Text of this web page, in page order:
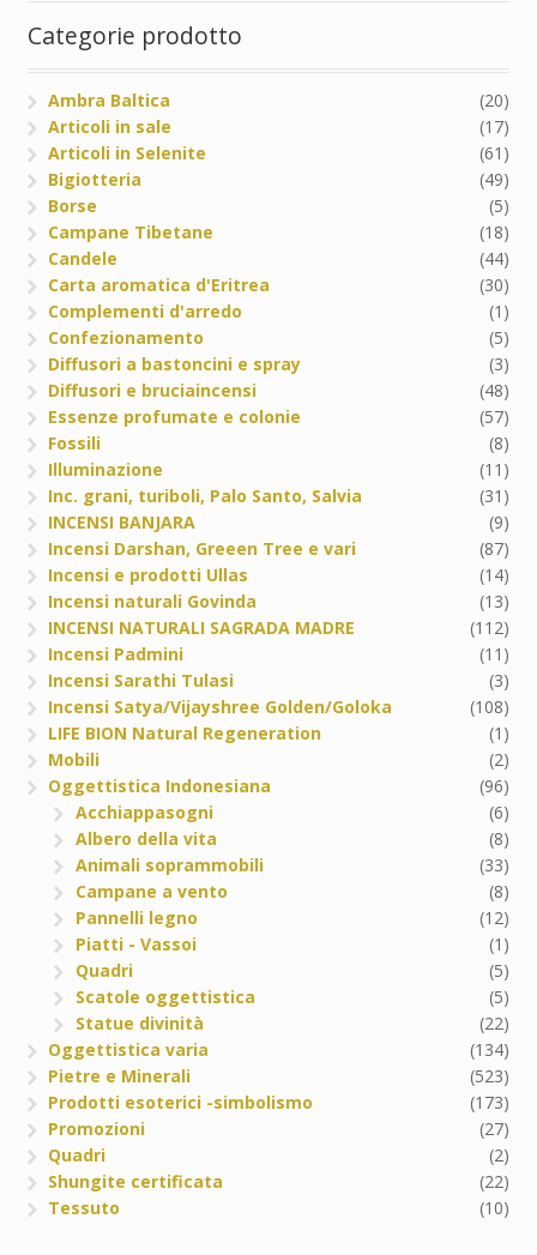
Categorie prodotto
Ambra Baltica
(20)
Articoli in sale
(17)
Articoli in Selenite
(61)
Bigiotteria
(49)
Borse
(5)
Campane Tibetane
(18)
Candele
(44)
Carta aromatica d'Eritrea
(30)
Complementi d'arredo
(1)
Confezionamento
(5)
Diffusori a bastoncini e spray
(3)
Diffusori e bruciaincensi
(48)
Essenze profumate e colonie
(57)
Fossili
(8)
Illuminazione
(11)
Inc. grani, turiboli, Palo Santo, Salvia
(31)
INCENSI BANJARA
(9)
Incensi Darshan, Greeen Tree e vari
(87)
Incensi e prodotti Ullas
(14)
Incensi naturali Govinda
(13)
INCENSI NATURALI SAGRADA MADRE
(112)
Incensi Padmini
(11)
Incensi Sarathi Tulasi
(3)
Incensi Satya/Vijayshree Golden/Goloka
(108)
LIFE BION Natural Regeneration
(1)
Mobili
(2)
Oggettistica Indonesiana
(96)
Acchiappasogni
(6)
Albero della vita
(8)
Animali soprammobili
(33)
Campane a vento
(8)
Pannelli legno
(12)
Piatti - Vassoi
(1)
Quadri
(5)
Scatole oggettistica
(5)
Statue divinità
(22)
Oggettistica varia
(134)
Pietre e Minerali
(523)
Prodotti esoterici -simbolismo
(173)
Promozioni
(27)
Quadri
(2)
Shungite certificata
(22)
Tessuto
(10)